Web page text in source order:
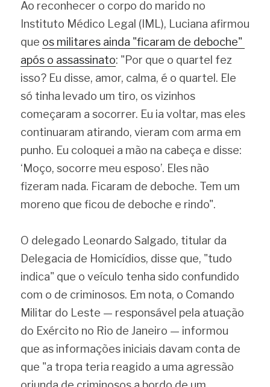
Ao reconhecer o corpo do marido no
Instituto Médico Legal (IML), Luciana afirmou
que os militares ainda "ficaram de deboche"
após o assassinato: "Por que o quartel fez
isso? Eu disse, amor, calma, é o quartel. Ele
só tinha levado um tiro, os vizinhos
começaram a socorrer. Eu ia voltar, mas eles
continuaram atirando, vieram com arma em
punho. Eu coloquei a mão na cabeça e disse:
‘Moço, socorre meu esposo’. Eles não
fizeram nada. Ficaram de deboche. Tem um
moreno que ficou de deboche e rindo".
O delegado Leonardo Salgado, titular da
Delegacia de Homicídios, disse que, "tudo
indica" que o veículo tenha sido confundido
com o de criminosos. Em nota, o Comando
Militar do Leste — responsável pela atuação
do Exército no Rio de Janeiro — informou
que as informações iniciais davam conta de
que "a tropa teria reagido a uma agressão